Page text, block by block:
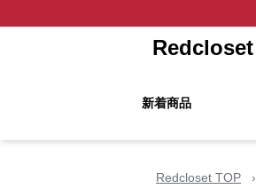
Redcloset
新着商品
Redcloset TOP ›